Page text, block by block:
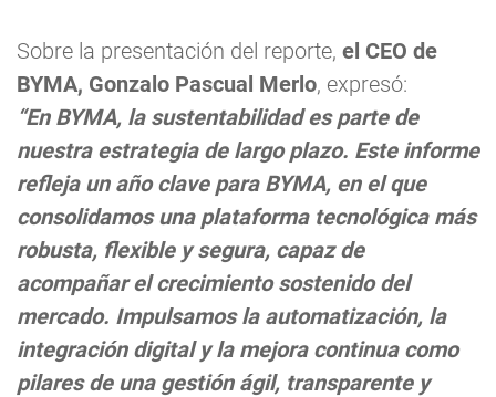
Sobre la presentación del reporte, el CEO de
BYMA, Gonzalo Pascual Merlo, expresó:
“En BYMA, la sustentabilidad es parte de
nuestra estrategia de largo plazo. Este informe
refleja un año clave para BYMA, en el que
consolidamos una plataforma tecnológica más
robusta, flexible y segura, capaz de
acompañar el crecimiento sostenido del
mercado. Impulsamos la automatización, la
integración digital y la mejora continua como
pilares de una gestión ágil, transparente y